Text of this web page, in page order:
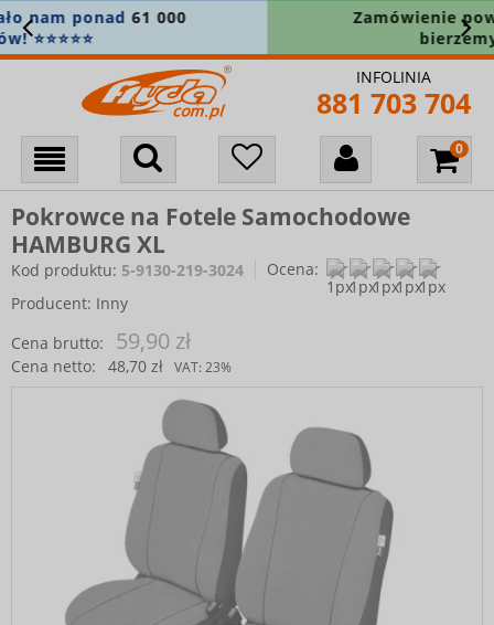
Zamówienie powyżej 400 zł? Wysyłkę
INFOLINIA
881 703 704
Pokrowce na Fotele Samochodowe
HAMBURG XL
Kod produktu: 5-9130-219-3024
Ocena:
Producent: Inny
Cena brutto:
59,90 zł
Cena netto: 48,70 zł VAT: 23%